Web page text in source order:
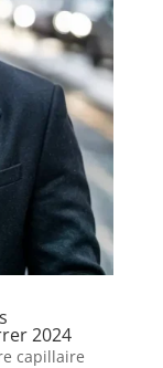
2024
capillaire